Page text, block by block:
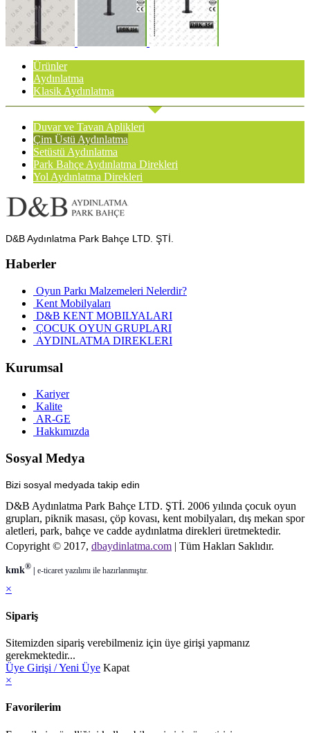
Ürünler
Aydınlatma
Klasik Aydınlatma
Duvar ve Tavan Aplikleri
Çim Üstü Aydınlatma
Setüstü Aydınlatma
Park Bahçe Aydınlatma Direkleri
Yol Aydınlatma Direkleri
D&B Aydınlatma Park Bahçe LTD. ŞTİ.
Haberler
Oyun Parkı Malzemeleri Nelerdir?
Kent Mobilyaları
D&B KENT MOBILYALARI
ÇOCUK OYUN GRUPLARI
AYDINLATMA DIREKLERI
Kurumsal
Kariyer
Kalite
AR-GE
Hakkımızda
Sosyal Medya
Bizi sosyal medyada takip edin
D&B Aydınlatma Park Bahçe LTD. ŞTİ. 2006 yılında çocuk oyun
grupları, piknik masası, çöp kovası, kent mobilyaları, dış mekan spor
aletleri, park, bahçe ve cadde aydınlatma direkleri üretmektedir.
Copyright © 2017, dbaydinlatma.com | Tüm Hakları Saklıdır.
kmk® | e-ticaret yazılımı ile hazırlanmıştır.
×
Sipariş
Sitemizden sipariş verebilmeniz için üye girişi yapmanız
gerekmektedir...
Üye Girişi / Yeni Üye Kapat
×
Favorilerim